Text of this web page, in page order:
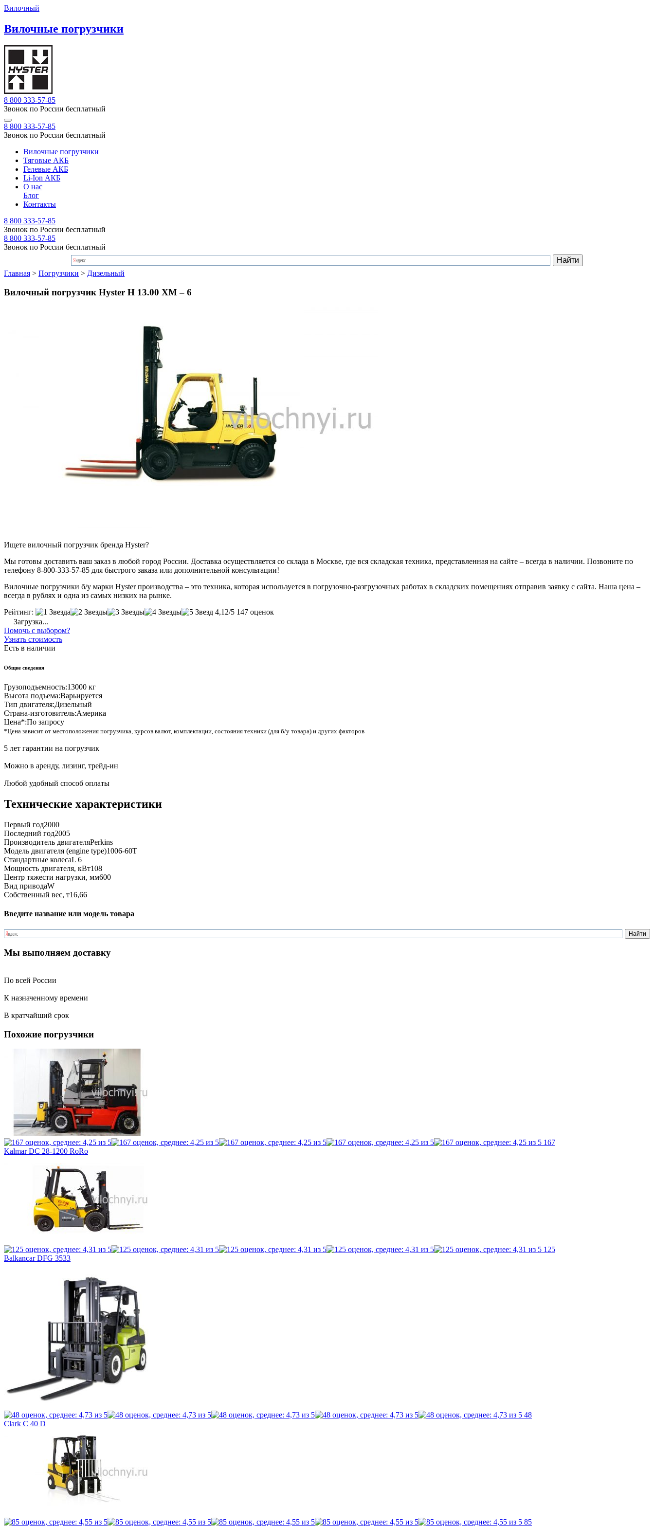
Вилочный
Вилочные погрузчики
8 800 333-57-85
Звонок по России бесплатный
8 800 333-57-85
Звонок по России бесплатный
Вилочные погрузчики
Тяговые АКБ
Гелевые АКБ
Li-Ion АКБ
О нас
Блог
Контакты
8 800 333-57-85
Звонок по России бесплатный
8 800 333-57-85
Звонок по России бесплатный
Главная > Погрузчики > Дизельный
Вилочный погрузчик Hyster H 13.00 XM – 6
Ищете вилочный погрузчик бренда Hyster?
Мы готовы доставить ваш заказ в любой город России. Доставка осуществляется со склада в Москве, где вся складская техника, представленная на сайте – всегда в наличии. Позвоните по
телефону 8-800-333-57-85 для быстрого заказа или дополнительной консультации!
Вилочные погрузчики б/у марки Hyster производства – это техника, которая используется в погрузочно-разгрузочных работах в складских помещениях отправив заявку с сайта. Наша цена –
всегда в рублях и одна из самых низких на рынке.
Рейтинг:
4,12/5 147 оценок
Загрузка...
Помочь с выбором?
Узнать стоимость
Есть в наличии
Общие сведения
Грузоподъемность:13000 кг
Высота подъема:Варьируется
Тип двигателя:Дизельный
Страна-изготовитель:Америка
Цена*:По запросу
*Цена зависит от местоположения погрузчика, курсов валют, комплектации, состояния техники (для б/у товара) и других факторов
5 лет гарантии на погрузчик
Можно в аренду, лизинг, трейд-ин
Любой удобный способ оплаты
Технические характеристики
Первый год2000
Последний год2005
Производитель двигателяPerkins
Модель двигателя (engine type)1006-60T
Стандартные колесаL 6
Мощность двигателя, кВт108
Центр тяжести нагрузки, мм600
Вид приводаW
Собственный вес, т16,66
Введите название или модель товара
Мы выполняем доставку
По всей России
К назначенному времени
В кратчайший срок
Похожие погрузчики
167
Kalmar DC 28-1200 RoRo
125
Balkancar DFG 3533
48
Clark C 40 D
85